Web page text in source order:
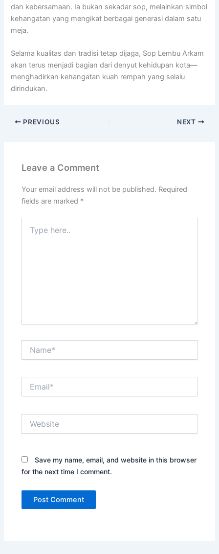
dan kebersamaan. Ia bukan sekadar sop, melainkan simbol
kehangatan yang mengikat berbagai generasi dalam satu
meja.
Selama kualitas dan tradisi tetap dijaga, Sop Lembu Arkam
akan terus menjadi bagian dari denyut kehidupan kota—
menghadirkan kehangatan kuah rempah yang selalu
dirindukan.
PREVIOUS NEXT
Leave a Comment
Your email address will not be published. Required
fields are marked *
here..
Save my name, email, and website in this browser
for the next time I comment.